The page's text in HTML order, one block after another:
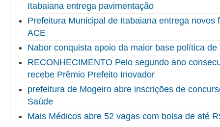
Itabaiana entrega pavimentação
Prefeitura Municipal de Itabaiana entrega novos
ACE
Nabor conquista apoio da maior base política de
RECONHECIMENTO Pelo segundo ano
recebe Prêmio Prefeito Inovador
prefeitura de Mogeiro abre inscrições de
Saúde
Mais Médicos abre 52 vagas com bolsa de até